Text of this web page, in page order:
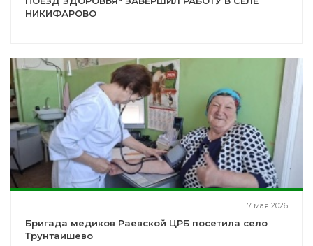
НИКИФАРОВО
7 мая 2026
Бригада медиков Раевской ЦРБ посетила село
Трунтаишево